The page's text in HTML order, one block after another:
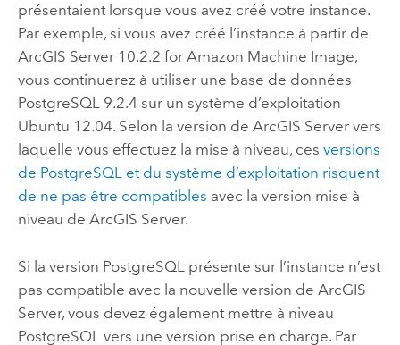
présentaient lorsque vous avez créé votre instance.
Par exemple, si vous avez créé l’instance à partir de
ArcGIS Server10.2.2 for Amazon Machine Image,
vous continuerez à utiliser une base de données
PostgreSQL9.2.4 sur un système d’exploitation
Ubuntu 12.04. Selon la version de ArcGIS Serververs
laquelle vous effectuez la mise à niveau, ces versions
de PostgreSQLet du système d’exploitation risquent
de ne pas être compatibles avec la version mise à
niveau de ArcGIS Server.
Si la version PostgreSQL présente sur l’instance n’est
pas compatible avec la nouvelle version de ArcGIS
Server, vous devez également mettre à niveau
PostgreSQL vers une version prise en charge. Par